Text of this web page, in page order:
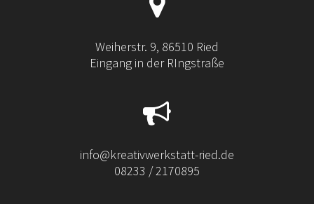
Weiherstr. 9, 86510 Ried
Eingang in der RIngstraße
info@kreativwerkstatt-ried.de
08233 / 2170895